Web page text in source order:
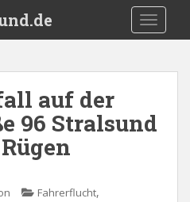
auf der
96 Stralsund
Fahrerflucht,